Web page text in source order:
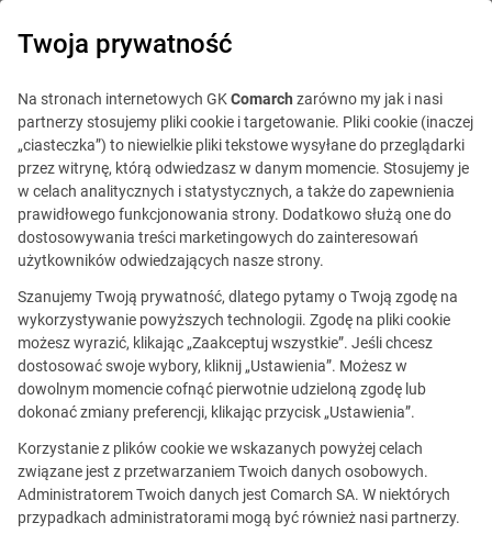
Ta oferta jest już
nieaktualna.
Zobacz podobne oferty
Twoja prywatność
Na stronach internetowych GKComarch zarówno my jak i nasi
partnerzy stosujemy pliki cookie i targetowanie. Pliki cookie (inaczej
„ciasteczka”) to niewielkie pliki tekstowe wysyłane do przeglądarki
przez witrynę, którą odwiedzasz w danym momencie. Stosujemy je
w celach analitycznych i statystycznych, a także do zapewnienia
prawidłowego funkcjonowania strony. Dodatkowo służą one do
dostosowywania treści marketingowych do zainteresowań
użytkowników odwiedzających nasze strony.
Szanujemy Twoją prywatność, dlatego pytamy o Twoją zgodę na
wykorzystywanie powyższych technologii. Zgodę na pliki cookie
możesz wyrazić, klikając „Zaakceptuj wszystkie”. Jeśli chcesz
dostosować swoje wybory, kliknij „Ustawienia”. Możesz w
dowolnym momencie cofnąć pierwotnie udzieloną zgodę lub
dokonać zmiany preferencji, klikając przycisk „Ustawienia”.
Korzystanie z plików cookie we wskazanych powyżej celach
związane jest z przetwarzaniem Twoich danych osobowych.
Administratorem Twoich danych jest Comarch SA. W niektórych
przypadkach administratorami mogą być również nasi partnerzy.